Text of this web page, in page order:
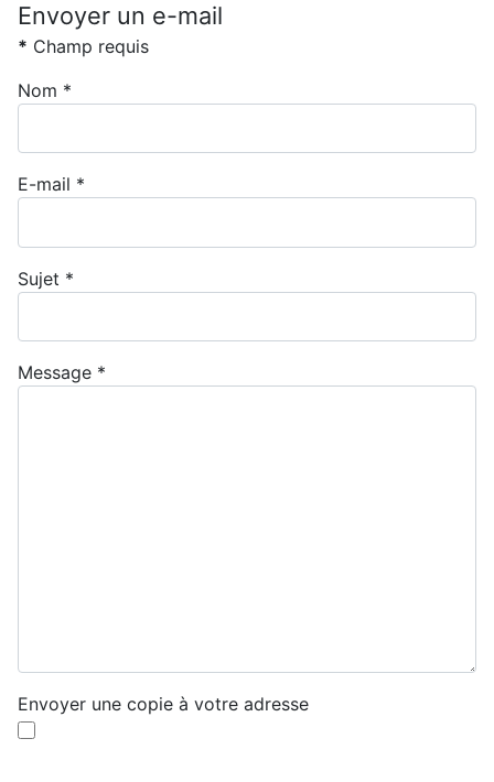
Envoyer un e-mail
* Champ requis
Nom *
E-mail *
Sujet *
Message *
Envoyer une copie à votre adresse